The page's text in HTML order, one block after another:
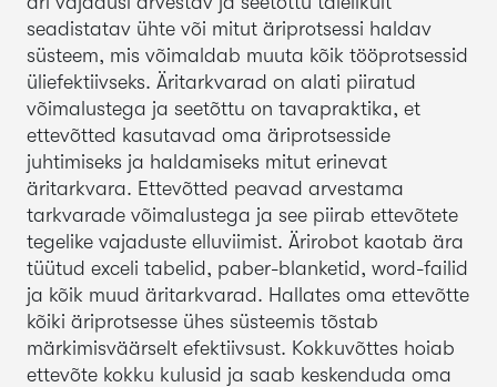
seadistatav ühte või mitut äriprotsessi haldav
süsteem, mis võimaldab muuta kõik tööprotsessid
üliefektiivseks. Äritarkvarad on alati piiratud
võimalustega ja seetõttu on tavapraktika, et
ettevõtted kasutavad oma äriprotsesside
juhtimiseks ja haldamiseks mitut erinevat
äritarkvara. Ettevõtted peavad arvestama
tarkvarade võimalustega ja see piirab ettevõtete
tegelike vajaduste elluviimist. Ärirobot kaotab ära
tüütud exceli tabelid, paber-blanketid, word-failid
ja kõik muud äritarkvarad. Hallates oma ettevõtte
kõiki äriprotsesse ühes süsteemis tõstab
märkimisväärselt efektiivsust. Kokkuvõttes hoiab
ettevõte kokku kulusid ja saab keskenduda oma